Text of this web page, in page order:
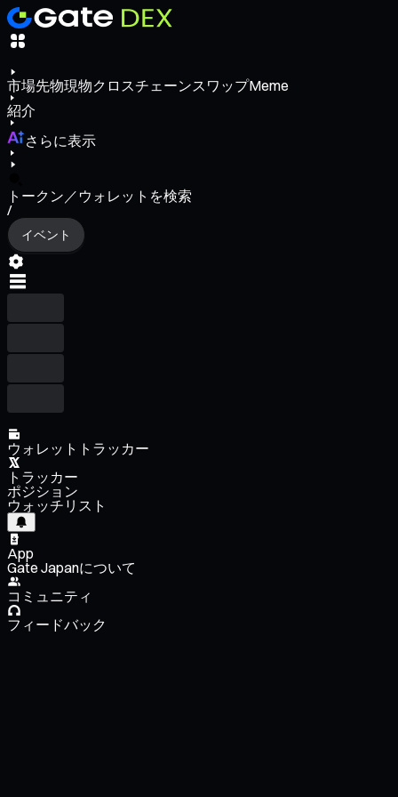
市場先物現物クロスチェーンスワップMeme
紹介
さらに表示
トークン／ウォレットを検索
/
イベント
ウォレットトラッカー
トラッカー
ポジション
ウォッチリスト
App
Gate Japanについて
コミュニティ
フィードバック